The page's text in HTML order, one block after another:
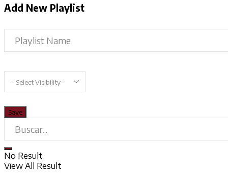
Add New Playlist
No Result
View All Result